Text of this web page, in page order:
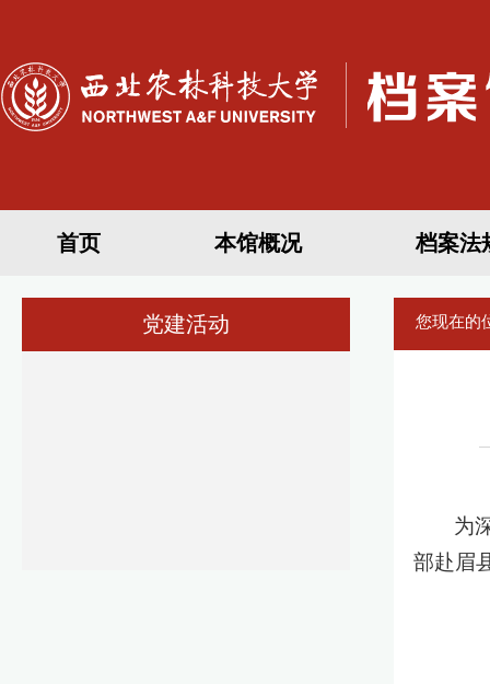
首页 本馆概况 档案法
党建活动 您现在的
为
部赴眉